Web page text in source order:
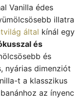
Vanilla édes
illatra
által kínál egy
és
és
nyárias dimenziót
t a klasszikus
az ínyenc